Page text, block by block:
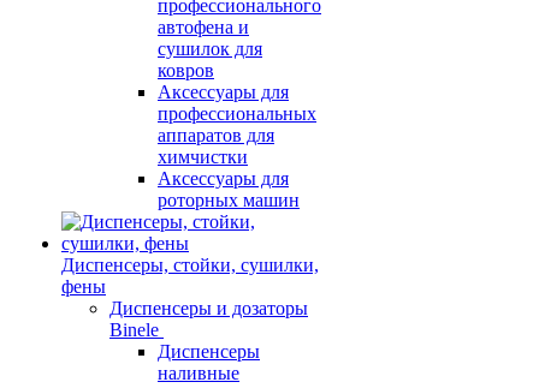
профессионального
автофена и
сушилок для
ковров
Аксессуары для
профессиональных
аппаратов для
химчистки
Аксессуары для
роторных машин
Диспенсеры, стойки, сушилки,
фены
Диспенсеры и дозаторы
Binele
Диспенсеры
наливные